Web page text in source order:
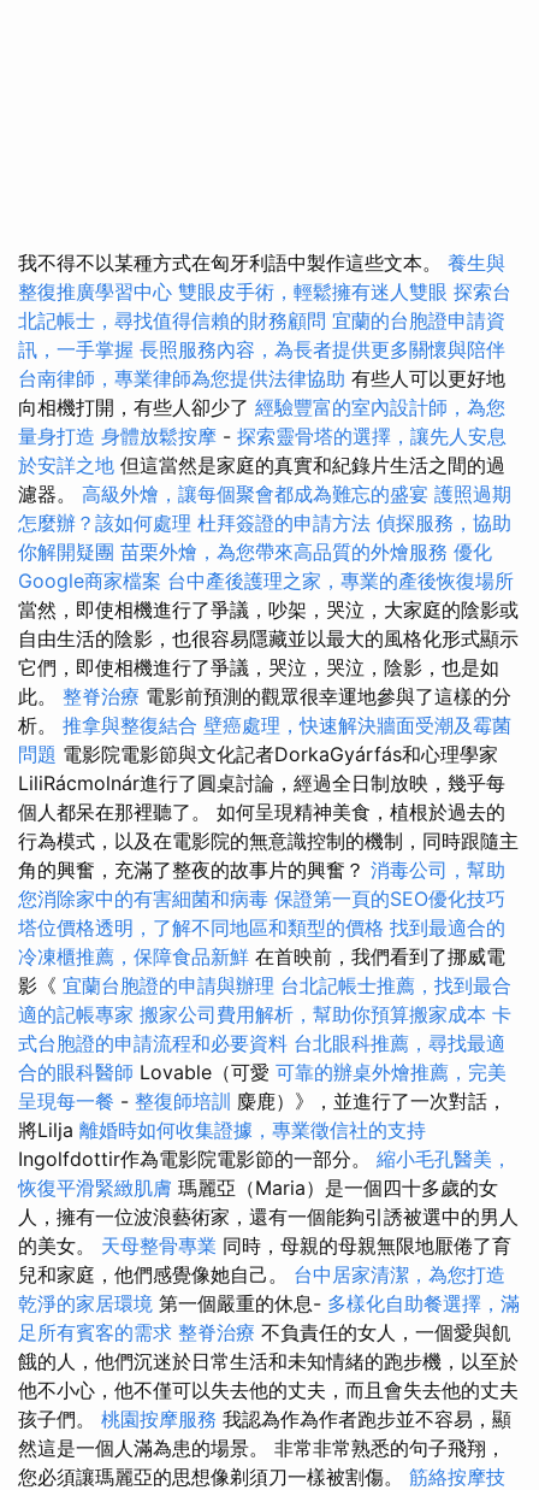
我不得不以某種方式在匈牙利語中製作這些文本。 養生與
整復推廣學習中心 雙眼皮手術，輕鬆擁有迷人雙眼 探索台
北記帳士，尋找值得信賴的財務顧問 宜蘭的台胞證申請資
訊，一手掌握 長照服務內容，為長者提供更多關懷與陪伴
台南律師，專業律師為您提供法律協助 有些人可以更好地
向相機打開，有些人卻少了 經驗豐富的室內設計師，為您
量身打造 身體放鬆按摩 - 探索靈骨塔的選擇，讓先人安息
於安詳之地 但這當然是家庭的真實和紀錄片生活之間的過
濾器。 高級外燴，讓每個聚會都成為難忘的盛宴 護照過期
怎麼辦？該如何處理 杜拜簽證的申請方法 偵探服務，協助
你解開疑團 苗栗外燴，為您帶來高品質的外燴服務 優化
Google商家檔案 台中產後護理之家，專業的產後恢復場所
當然，即使相機進行了爭議，吵架，哭泣，大家庭的陰影或
自由生活的陰影，也很容易隱藏並以最大的風格化形式顯示
它們，即使相機進行了爭議，哭泣，哭泣，陰影，也是如
此。 整脊治療 電影前預測的觀眾很幸運地參與了這樣的分
析。 推拿與整復結合 壁癌處理，快速解決牆面受潮及霉菌
問題 電影院電影節與文化記者DorkaGyárfás和心理學家
LiliRácmolnár進行了圓桌討論，經過全日制放映，幾乎每
個人都呆在那裡聽了。 如何呈現精神美食，植根於過去的
行為模式，以及在電影院的無意識控制的機制，同時跟隨主
角的興奮，充滿了整夜的故事片的興奮？ 消毒公司，幫助
您消除家中的有害細菌和病毒 保證第一頁的SEO優化技巧
塔位價格透明，了解不同地區和類型的價格 找到最適合的
冷凍櫃推薦，保障食品新鮮 在首映前，我們看到了挪威電
影《 宜蘭台胞證的申請與辦理 台北記帳士推薦，找到最合
適的記帳專家 搬家公司費用解析，幫助你預算搬家成本 卡
式台胞證的申請流程和必要資料 台北眼科推薦，尋找最適
合的眼科醫師 Lovable（可愛 可靠的辦桌外燴推薦，完美
呈現每一餐 - 整復師培訓 麋鹿）》，並進行了一次對話，
將Lilja 離婚時如何收集證據，專業徵信社的支持
Ingolfdottir作為電影院電影節的一部分。 縮小毛孔醫美，
恢復平滑緊緻肌膚 瑪麗亞（Maria）是一個四十多歲的女
人，擁有一位波浪藝術家，還有一個能夠引誘被選中的男人
的美女。 天母整骨專業 同時，母親的母親無限地厭倦了育
兒和家庭，他們感覺像她自己。 台中居家清潔，為您打造
乾淨的家居環境 第一個嚴重的休息- 多樣化自助餐選擇，滿
足所有賓客的需求 整脊治療 不負責任的女人，一個愛與飢
餓的人，他們沉迷於日常生活和未知情緒的跑步機，以至於
他不小心，他不僅可以失去他的丈夫，而且會失去他的丈夫
孩子們。 桃園按摩服務 我認為作為作者跑步並不容易，顯
然這是一個人滿為患的場景。 非常非常熟悉的句子飛翔，
您必須讓瑪麗亞的思想像剃須刀一樣被割傷。 筋絡按摩技